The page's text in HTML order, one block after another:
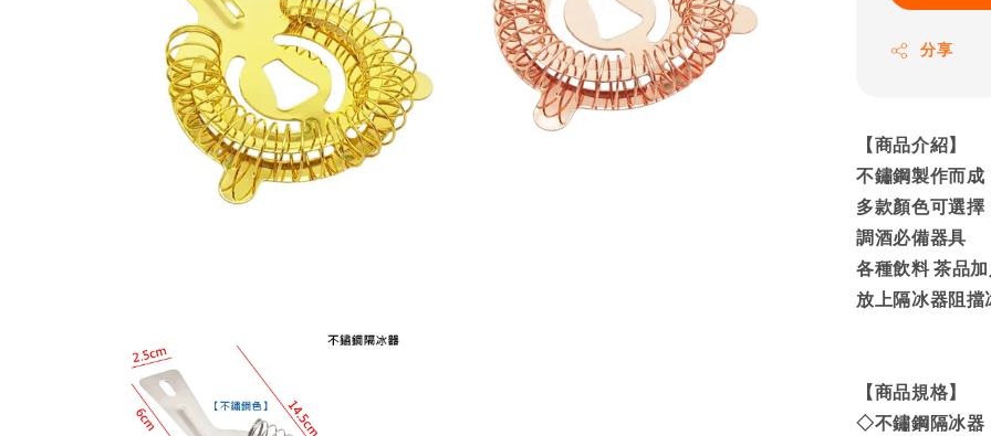
分享
【商品介紹】
不鏽鋼製作而成
多款顏色可選擇
調酒必備器具
各種飲料 茶品
放上隔冰器阻擋
【商品規格】
◇不鏽鋼隔冰器